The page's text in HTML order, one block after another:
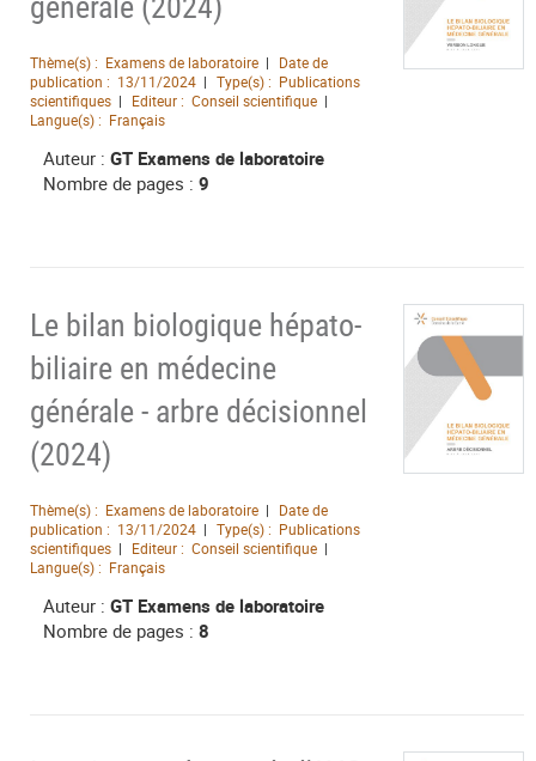
générale (2024)
Thème(s) : Examens de laboratoire
Date de
publication : 13/11/2024 Type(s) : Publications
scientifiques
Editeur : Conseil scientifique
Langue(s) : Français
Auteur : GT Examens de laboratoire
Nombre de pages : 9
Le bilan biologique hépato-
biliaire en médecine
générale - arbre décisionnel
(2024)
Thème(s) : Examens de laboratoire
Date de
publication : 13/11/2024 Type(s) : Publications
scientifiques
Editeur : Conseil scientifique
Langue(s) : Français
Auteur : GT Examens de laboratoire
Nombre de pages : 8